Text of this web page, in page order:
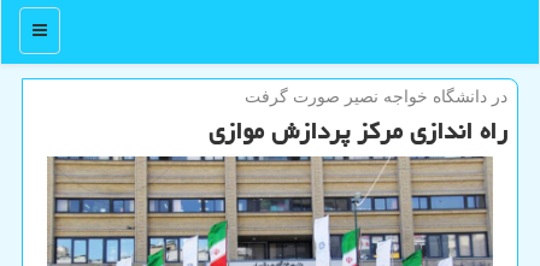
منو
در دانشگاه خواجه نصیر صورت گرفت
راه اندازی مركز پردازش موازی